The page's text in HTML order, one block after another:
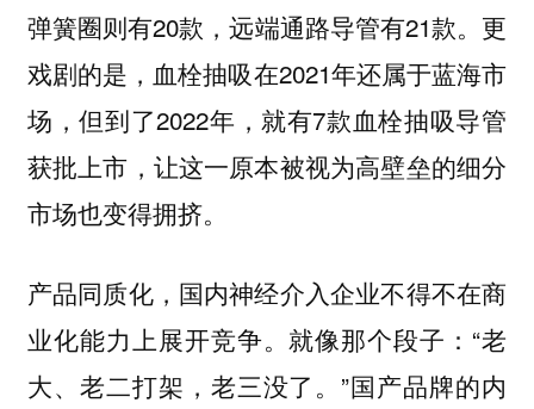
弹簧圈则有20款，远端通路导管有21款。更
戏剧的是，血栓抽吸在2021年还属于蓝海市
场，但到了2022年，就有7款血栓抽吸导管
获批上市，让这一原本被视为高壁垒的细分
市场也变得拥挤。
产品同质化，国内神经介入企业不得不在商
业化能力上展开竞争。就像那个段子：“老
大、老二打架，老三没了。”国产品牌的内